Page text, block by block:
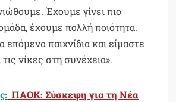
Έχουμε γίνει πιο
έχουμε πολλή ποιότητα.
παιχνίδια και είμαστε
τις νίκες στη συνέχεια».
ΠΑΟΚ: Σύσκεψη για τη Νέα